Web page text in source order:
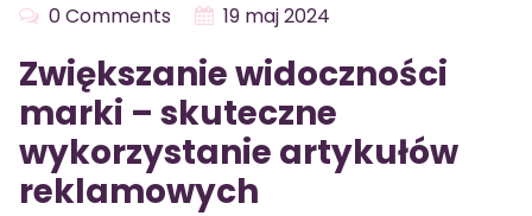
0 Comments 19 maj 2024
Zwiększanie widoczności
marki – skuteczne
wykorzystanie artykułów
reklamowych